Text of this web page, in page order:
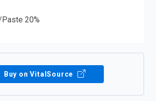
20%
Buy on VitalSource